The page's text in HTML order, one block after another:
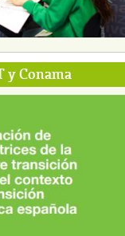
y Conama